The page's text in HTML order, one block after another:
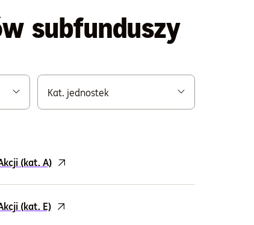
subfunduszy
Kat. jednostek
(kat. A)
(kat. E)